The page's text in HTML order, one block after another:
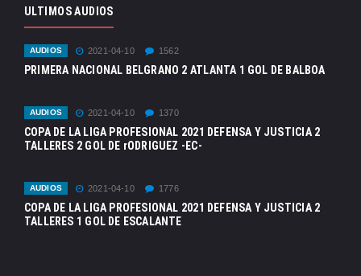
ULTIMOS AUDIOS
AUDIOS 2021-04-10 1562
PRIMERA NACIONAL BELGRANO 2 ATLANTA 1 GOL DE BALBOA
AUDIOS 2021-04-10 1370
COPA DE LA LIGA PROFESIONAL 2021 DEFENSA Y JUSTICIA 2
TALLERES 2 GOL DE rODRIGUEZ -EC-
AUDIOS 2021-04-10 1776
COPA DE LA LIGA PROFESIONAL 2021 DEFENSA Y JUSTICIA 2
TALLERES 1 GOL DE ESCALANTE